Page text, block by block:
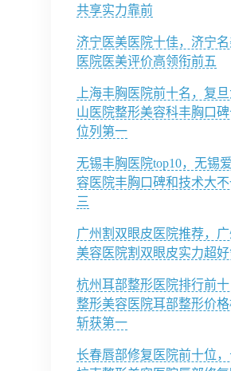
共享实力靠前
济宁医美医院十佳，济宁
医院医美评价高领衔前五
上海丰胸医院前十名，复
山医院整形美容科丰胸口
位列第一
无锡丰胸医院top10，无锡
容医院丰胸口碑和技术大
三
广州割双眼皮医院推荐，
美容医院割双眼皮实力超
杭州耳部整形医院排行前
整形美容医院耳部整形价
斩获第一
长春唇部修复医院前十位